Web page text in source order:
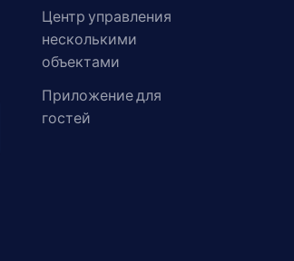
Центр управления
несколькими
объектами
Приложение для
гостей